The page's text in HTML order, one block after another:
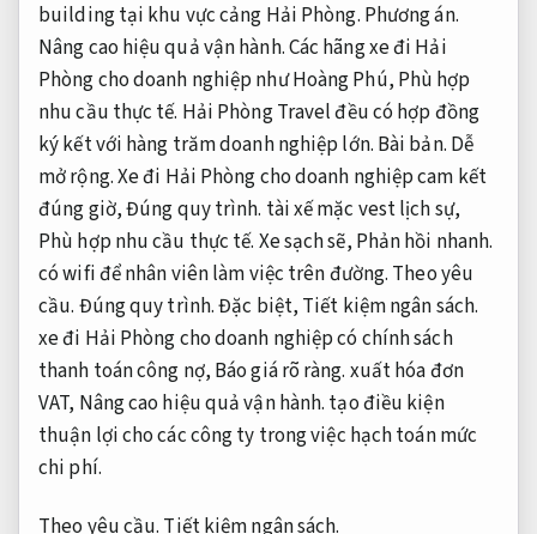
building tại khu vực cảng Hải Phòng. Phương án.
Nâng cao hiệu quả vận hành.Các hãng xe đi Hải
Phòng cho doanh nghiệp như Hoàng Phú, Phù hợp
nhu cầu thực tế. Hải Phòng Travel đều có hợp đồng
ký kết với hàng trăm doanh nghiệp lớn. Bài bản. Dễ
mở rộng.Xe đi Hải Phòng cho doanh nghiệp cam kết
đúng giờ,Đúng quy trình. tài xế mặc vest lịch sự,
Phù hợp nhu cầu thực tế. Xe sạch sẽ, Phản hồi nhanh.
có wifi để nhân viên làm việc trên đường. Theo yêu
cầu. Đúng quy trình.Đặc biệt, Tiết kiệm ngân sách.
xe đi Hải Phòng cho doanh nghiệp có chính sách
thanh toán công nợ, Báo giá rõ ràng. xuất hóa đơn
VAT, Nâng cao hiệu quả vận hành. tạo điều kiện
thuận lợi cho các công ty trong việc hạch toán mức
chi phí.
Theo yêu cầu. Tiết kiệm ngân sách.